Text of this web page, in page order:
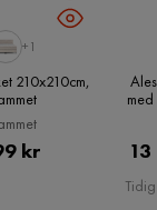
+1
210x210cm,
kr